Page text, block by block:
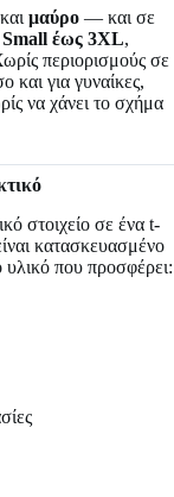
και μαύρο — και σε
Small έως 3XL,
περιορισμούς σε
και για γυναίκες,
να χάνει το σχήμα
στοιχείο σε ένα t-
κατασκευασμένο
υλικό που προσφέρει: